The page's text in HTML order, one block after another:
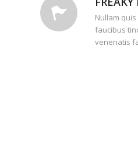
Nullam
faucibus
venenatis